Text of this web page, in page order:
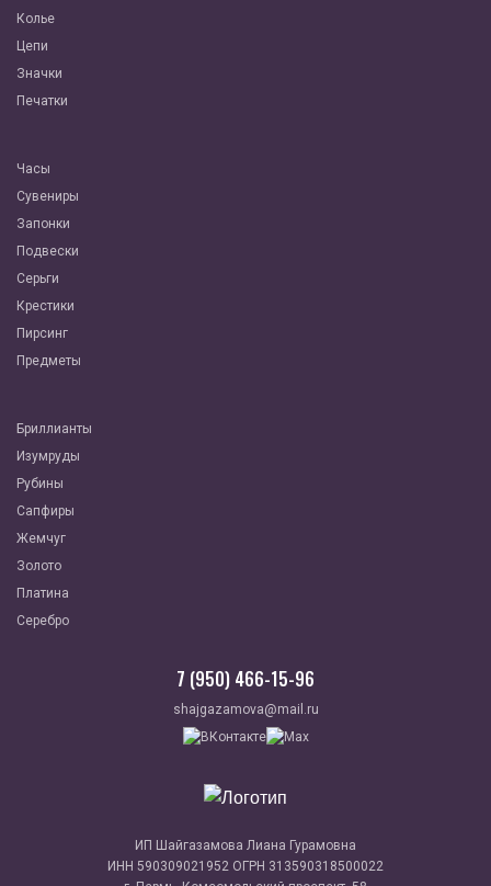
Колье
Цепи
Значки
Печатки
Часы
Сувениры
Запонки
Подвески
Серьги
Крестики
Пирсинг
Предметы
Бриллианты
Изумруды
Рубины
Сапфиры
Жемчуг
Золото
Платина
Серебро
7 (950) 466-15-96
shajgazamova@mail.ru
ИП Шайгазамова Лиана Гурамовна
ИНН 590309021952 ОГРН 313590318500022